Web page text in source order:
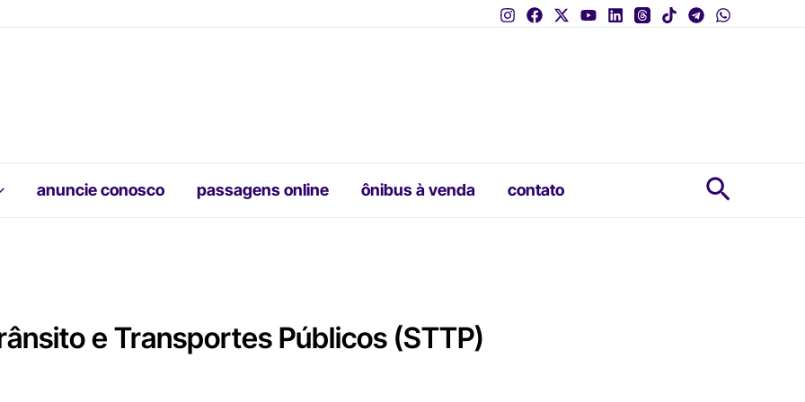
anuncie conosco passagens online ônibus à venda contato
e Transportes Públicos (STTP)